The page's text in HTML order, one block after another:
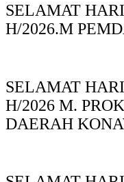
SELAMAT
H/2026.M
SELAMAT
H/2026 M.
DAERAH